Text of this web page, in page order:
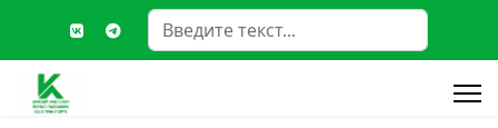
Поиск
Type 2 or more characters